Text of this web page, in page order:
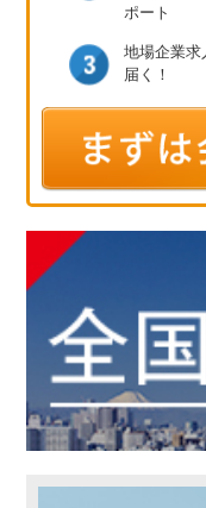
ポート
地場企業求
届く！